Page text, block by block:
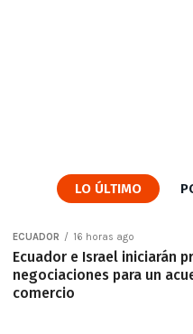
LO ÚLTIMO
ECUADOR 16 horas ago
Ecuador e Israel iniciarán
negociaciones para un
comercio